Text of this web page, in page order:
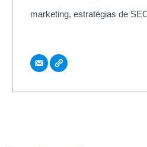
marketing, estratégias de